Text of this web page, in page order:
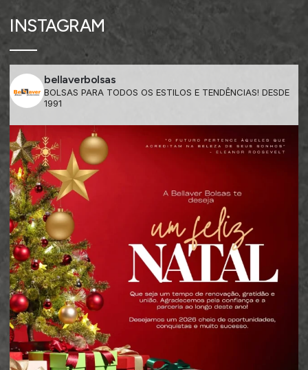
INSTAGRAM
bellaverbolsas
BOLSAS PARA TODOS OS ESTILOS E TENDÊNCIAS! DESDE
1991